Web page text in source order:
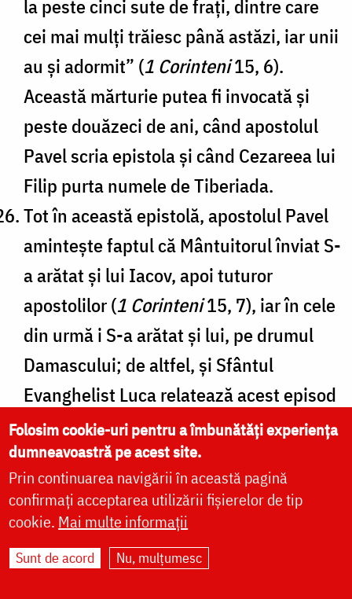
la peste cinci sute de frați, dintre care
cei mai mulți trăiesc până astăzi, iar unii
au și adormit” (1 Corinteni15, 6).
Această mărturie putea fi invocată și
peste douăzeci de ani, când apostolul
Pavel scria epistola și când Cezareea lui
Filip purta numele de Tiberiada.
Tot în această epistolă, apostolul Pavel
amintește faptul că Mântuitorul înviat S-
a arătat și lui Iacov, apoi tuturor
apostolilor (1 Corinteni15, 7), iar în cele
din urmă i S-a arătat și lui, pe drumul
Damascului; de altfel, și Sfântul
Evanghelist Luca relatează acest episod
minunat: „Pe când călătorea el – Pavel,
n.n.– și se apropia de Damasc, o lumină
din cer, ca de fulger, l-a învăluit deodată
[…]. Iar el a zis: Cine ești, Doamne? Și
Domnul a zis: Eu sunt Iisus, pe Care tu îl
prigonești” (Faptele Sfinților Apostoli
Folosim cookie-uri pentru a îmbunătăți experiența
dumneavoastră pe acest site.
Prin continuarea navigării în această pagină
confirmați acceptarea utilizării fișierelor de tip
cookie. Mai multe informații
Sunt de acord Nu, mulțumesc